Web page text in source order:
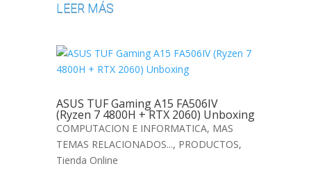
LEER MÁS
ASUS TUF Gaming A15 FA506IV
(Ryzen 7 4800H + RTX 2060) Unboxing
COMPUTACION E INFORMATICA, MAS
TEMAS RELACIONADOS..., PRODUCTOS,
Tienda Online